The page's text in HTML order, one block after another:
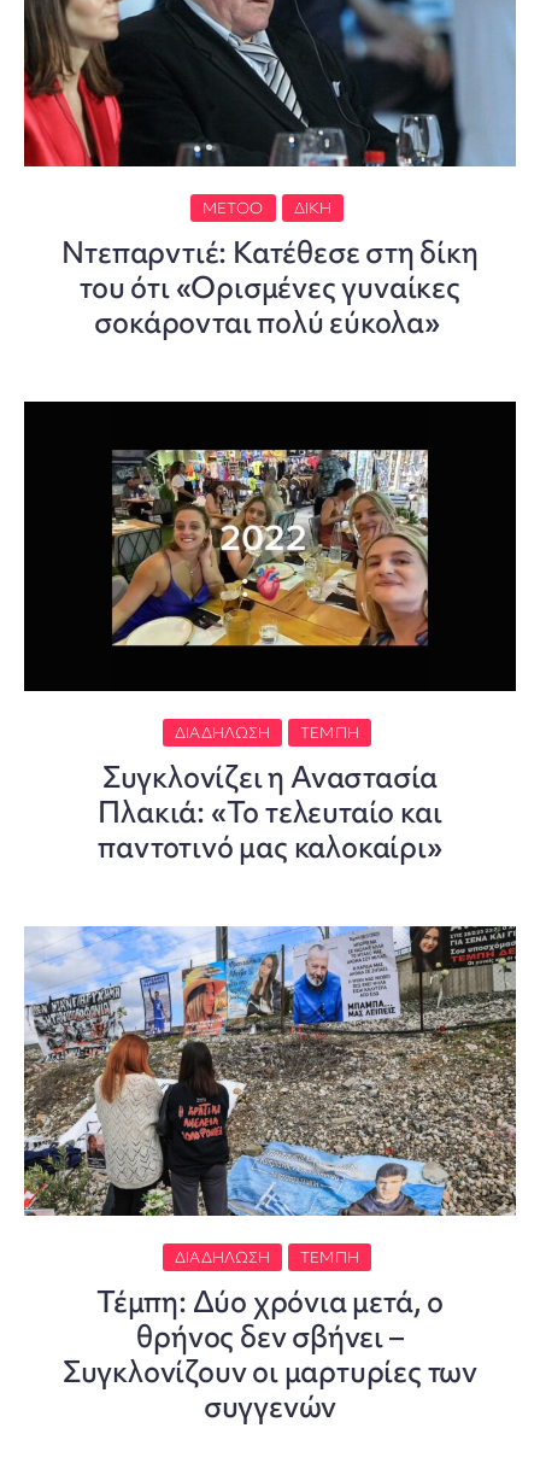
METOO ΔΊΚΗ
Ντεπαρντιέ: Κατέθεσε στη δίκη
του ότι «Ορισμένες γυναίκες
σοκάρονται πολύ εύκολα»
ΔΙΑΔΉΛΩΣΗ ΤΈΜΠΗ
Συγκλονίζει η Αναστασία
Πλακιά: «Το τελευταίο και
παντοτινό μας καλοκαίρι»
ΔΙΑΔΉΛΩΣΗ ΤΈΜΠΗ
Τέμπη: Δύο χρόνια μετά, ο
θρήνος δεν σβήνει –
Συγκλονίζουν οι μαρτυρίες των
συγγενών